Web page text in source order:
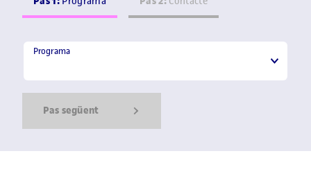
Programa
Programa
Pas següent